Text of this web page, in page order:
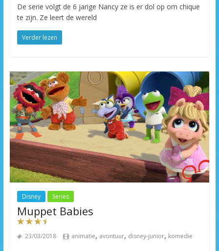
De serie volgt de 6 jarige Nancy ze is er dol op om chique
te zijn. Ze leert de wereld
Verder lezen
Disney Series
Muppet Babies
23/03/2018 animatie, avontuur, disney-junior, komedie